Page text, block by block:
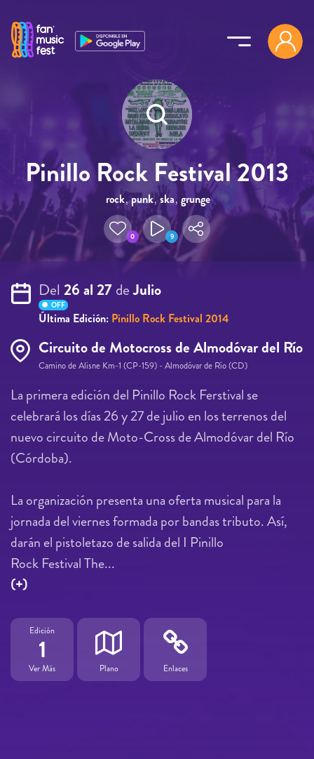
Pinillo Rock Festival 2013
rock,punk, ska, grunge
0 9
Del 26 al 27deJulio
OFF
Última Edición: Pinillo Rock Festival 2014
Circuito de Motocross de Almodóvar del Río
Camino de Alisne Km-1 (CP-159) - Almodóvar de Río (CD)
La primera edición del Pinillo Rock Ferstival se
celebrará los días 26 y 27 de julio en los terrenos del
nuevo circuito de Moto-Cross de Almodóvar del Río
(Córdoba).
La organización presenta una oferta musical para la
jornada del viernes formada por bandas tributo. Así,
darán el pistoletazo de salida del I Pinillo
Rock Festival The...
(+)
Edición
1
Ver Más Plano Enlaces